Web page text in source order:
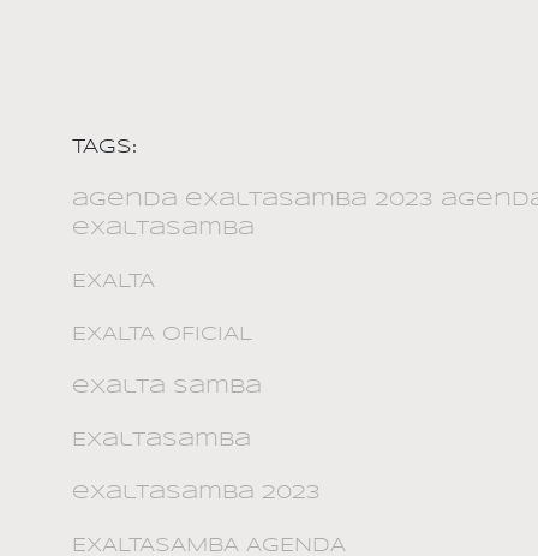
TAGS:
agenda exaltasamba 2023
exaltasamba
EXALTA
EXALTA OFICIAL
exalta samba
ExaltaSamba
exaltasamba 2023
EXALTASAMBA AGENDA